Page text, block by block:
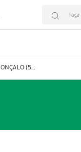
Prestador OFTALMOCLÍNICA SÃO GONÇALO (55004164-2)